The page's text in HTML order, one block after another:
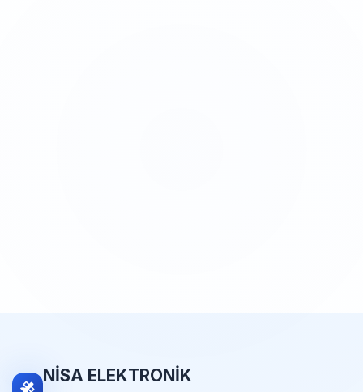
NİSA ELEKTRONİK